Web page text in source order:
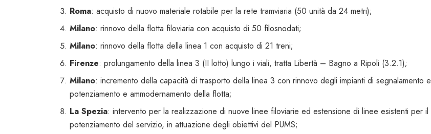
Roma: acquisto di nuovo materiale rotabile per la rete tramviaria (50 unità da 24 metri);
Milano: rinnovo della flotta filoviaria con acquisto di 50 filosnodati;
Milano: rinnovo della flotta della linea 1 con acquisto di 21 treni;
Firenze: prolungamento della linea 3 (II lotto) lungo i viali, tratta Libertà – Bagno a Ripoli (3.2.1);
Milano: incremento della capacità di trasporto della linea 3 con rinnovo degli impianti di segnalamento e
potenziamento e ammodernamento della flotta;
La Spezia: intervento per la realizzazione di nuove linee filoviarie ed estensione di linee esistenti per il
potenziamento del servizio, in attuazione degli obiettivi del PUMS;